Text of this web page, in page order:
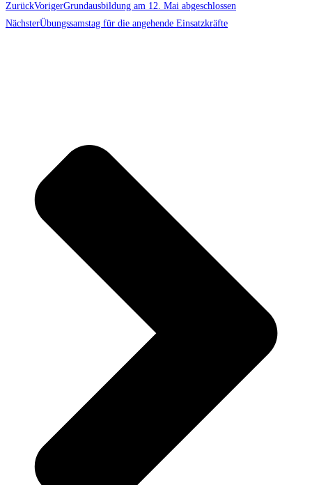
ZurückVorigerGrundausbildung am 12. Mai abgeschlossen
NächsterÜbungssamstag für die angehende Einsatzkräfte